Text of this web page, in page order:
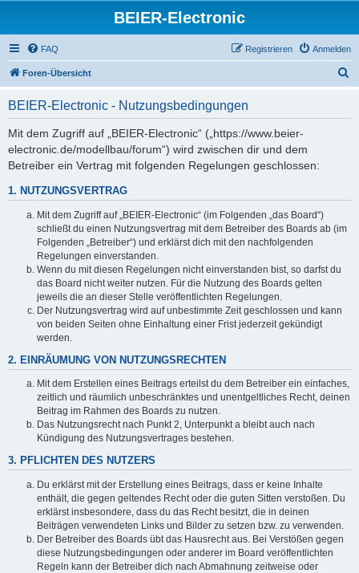
BEIER-Electronic
FAQ Anmelden
Registrieren
Foren-Übersicht
BEIER-Electronic - Nutzungsbedingungen
Mit dem Zugriff auf „BEIER-Electronic“ („https://www.beier-
electronic.de/modellbau/forum“) wird zwischen dir und dem
Betreiber ein Vertrag mit folgenden Regelungen geschlossen:
1. NUTZUNGSVERTRAG
Mit dem Zugriff auf „BEIER-Electronic“ (im Folgenden „das Board“)
schließt du einen Nutzungsvertrag mit dem Betreiber des Boards ab (im
Folgenden „Betreiber“) und erklärst dich mit den nachfolgenden
Regelungen einverstanden.
Wenn du mit diesen Regelungen nicht einverstanden bist, so darfst du
das Board nicht weiter nutzen. Für die Nutzung des Boards gelten
jeweils die an dieser Stelle veröffentlichten Regelungen.
Der Nutzungsvertrag wird auf unbestimmte Zeit geschlossen und kann
von beiden Seiten ohne Einhaltung einer Frist jederzeit gekündigt
werden.
2. EINRÄUMUNG VON NUTZUNGSRECHTEN
Mit dem Erstellen eines Beitrags erteilst du dem Betreiber ein einfaches,
zeitlich und räumlich unbeschränktes und unentgeltliches Recht, deinen
Beitrag im Rahmen des Boards zu nutzen.
Das Nutzungsrecht nach Punkt 2, Unterpunkt a bleibt auch nach
Kündigung des Nutzungsvertrages bestehen.
3. PFLICHTEN DES NUTZERS
Du erklärst mit der Erstellung eines Beitrags, dass er keine Inhalte
enthält, die gegen geltendes Recht oder die guten Sitten verstoßen. Du
erklärst insbesondere, dass du das Recht besitzt, die in deinen
Beiträgen verwendeten Links und Bilder zu setzen bzw. zu verwenden.
Der Betreiber des Boards übt das Hausrecht aus. Bei Verstößen gegen
diese Nutzungsbedingungen oder anderer im Board veröffentlichten
Regeln kann der Betreiber dich nach Abmahnung zeitweise oder